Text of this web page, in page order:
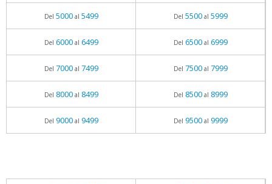
Del 5000al 5499 Del 5500al 5999
Del 6000al 6499 Del 6500al 6999
Del 7000al 7499 Del 7500al 7999
Del 8000al 8499 Del 8500al 8999
Del 9000al 9499 Del 9500al 9999